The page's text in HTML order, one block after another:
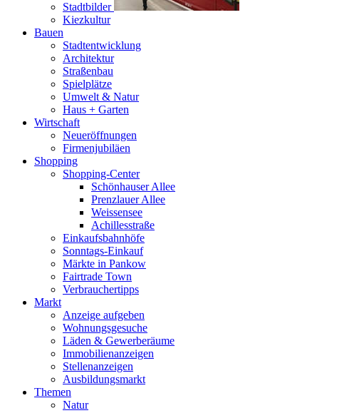
Stadtbilder
Kiezkultur
Bauen
Stadtentwicklung
Architektur
Straßenbau
Spielplätze
Umwelt & Natur
Haus + Garten
Wirtschaft
Neueröffnungen
Firmenjubiläen
Shopping
Shopping-Center
Schönhauser Allee
Prenzlauer Allee
Weissensee
Achillesstraße
Einkaufsbahnhöfe
Sonntags-Einkauf
Märkte in Pankow
Fairtrade Town
Verbrauchertipps
Markt
Anzeige aufgeben
Wohnungsgesuche
Läden & Gewerberäume
Immobilienanzeigen
Stellenanzeigen
Ausbildungsmarkt
Themen
Natur